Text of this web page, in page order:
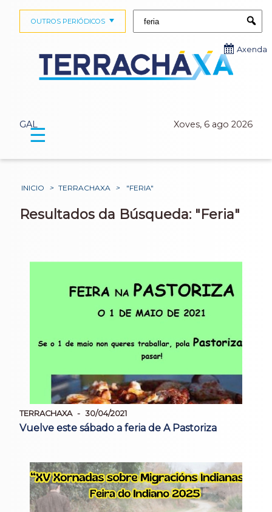
GAL Xoves, 6 ago 2026
OUTROS PERIÓDICOS
Axenda
☰
INICIO > TERRACHAXA > "FERIA"
Resultados da Búsqueda: "Feria"
TERRACHAXA 30/04/2021
Vuelve este sábado a feria de A Pastoriza